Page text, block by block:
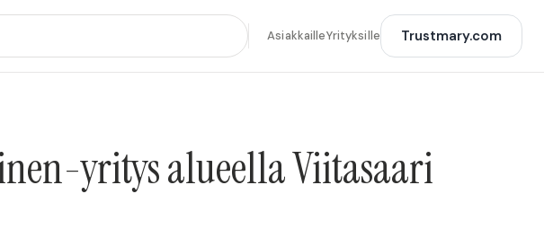
AsiakkailleYrityksille Trustmary.com
yritys alueella Viitasaari